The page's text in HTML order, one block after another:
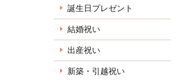
誕生日プレゼント
結婚祝い
出産祝い
新築・引越祝い